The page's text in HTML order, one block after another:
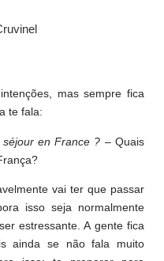
mas sempre fica
te fala:
en France ? – Quais
vai ter que passar
isso seja normalmente
estressante. A gente fica
ainda se não fala muito